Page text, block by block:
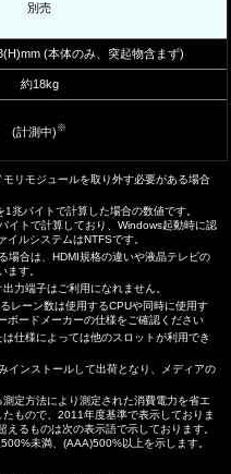
別売
(本体のみ、突起物含まず)
約18kg
(計測中) ※
リモジュールを取り外す必要がある場合
バイトで計算した場合の数値です。
トで計算しており、Windows起動時に認
ルシステムはNTFSです。
合は、HDMI規格の違いや液晶テレビの
ます。
力端子はご利用になれません。
ーン数は使用するCPUや同時に使用す
ボードメーカーの仕様をご確認ください
仕様によっては他のスロットが利用でき
ンストールして出荷となり、メディアの
定方法により測定された消費電力を省エ
もので、2011年度基準で表示しておりま
るものは次の表示語で示しております。
未満、(AAA)500%以上を示します。